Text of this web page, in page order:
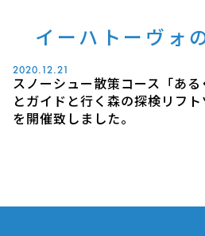
イーハトーヴォ
2020.12.21
スノーシュー散策コース「ある
とガイドと行く森の探検リフト
を開催致しました。